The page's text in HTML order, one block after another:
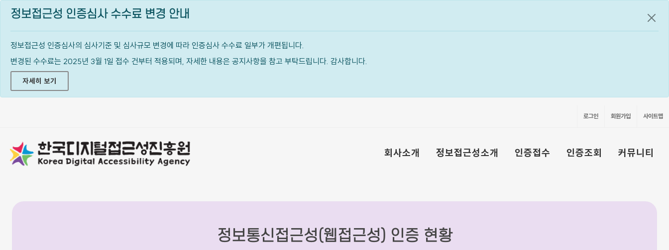
정보접근성 인증심사 수수료 변경 안내
정보접근성 인증심사의 심사기준 및 심사규모 변경에 따라 인증심사 수수료 일부가 개편됩니다.
변경된 수수료는 2025년 3월 1일 접수 건부터 적용되며, 자세한 내용은 공지사항을 참고 부탁드립니다. 감사합니다.
자세히 보기
공지
로그인 회원가입 사이트맵
회사소개 정보접근성소개 인증접수 인증조회 커뮤니티
정보통신접근성(웹접근성) 인증 현황